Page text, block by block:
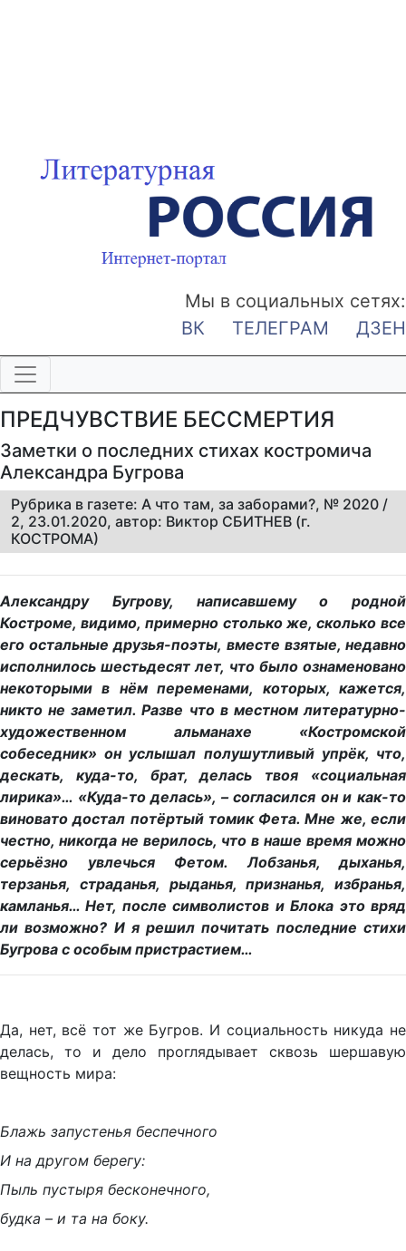
Мы в социальных сетях:
ВК
ТЕЛЕГРАМ ДЗЕН
ПРЕДЧУВСТВИЕ БЕССМЕРТИЯ
Заметки о последних стихах костромича
Александра Бугрова
Рубрика в газете: А что там, за заборами?, № 2020 /
2, 23.01.2020, автор: Виктор СБИТНЕВ (г.
КОСТРОМА)
Александру Бугрову, написавшему о родной
Костроме, видимо, примерно столько же, сколько все
его остальные друзья-поэты, вместе взятые, недавно
исполнилось шестьдесят лет, что было ознаменовано
некоторыми в нём переменами, которых, кажется,
никто не заметил. Разве что в местном литературно-
художественном альманахе «Костромской
собеседник» он услышал полушутливый упрёк, что,
дескать, куда-то, брат, делась твоя «социальная
лирика»… «Куда-то делась», – согласился он и как-то
виновато достал потёртый томик Фета. Мне же, если
честно, никогда не верилось, что в наше время можно
серьёзно увлечься Фетом. Лобзанья, дыханья,
терзанья, страданья, рыданья, признанья, избранья,
камланья… Нет, после символистов и Блока это вряд
ли возможно? И я решил почитать последние стихи
Бугрова с особым пристрастием…
Да, нет, всё тот же Бугров. И социальность никуда не
делась, то и дело проглядывает сквозь шершавую
вещность мира:
Блажь запустенья беспечного
И на другом берегу:
Пыль пустыря бесконечного,
будка – и та на боку.